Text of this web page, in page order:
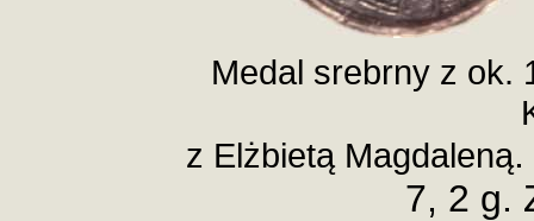
Medal srebrny z ok.
z Elżbietą Magdaleną
7, 2 g.